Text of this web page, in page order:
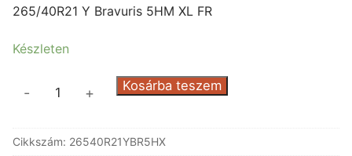
was:
is:
265/40R21 Y Bravuris 5HM XL FR
Készleten
XL
- + Kosárba teszem
Cikkszám: 26540R21YBR5HX